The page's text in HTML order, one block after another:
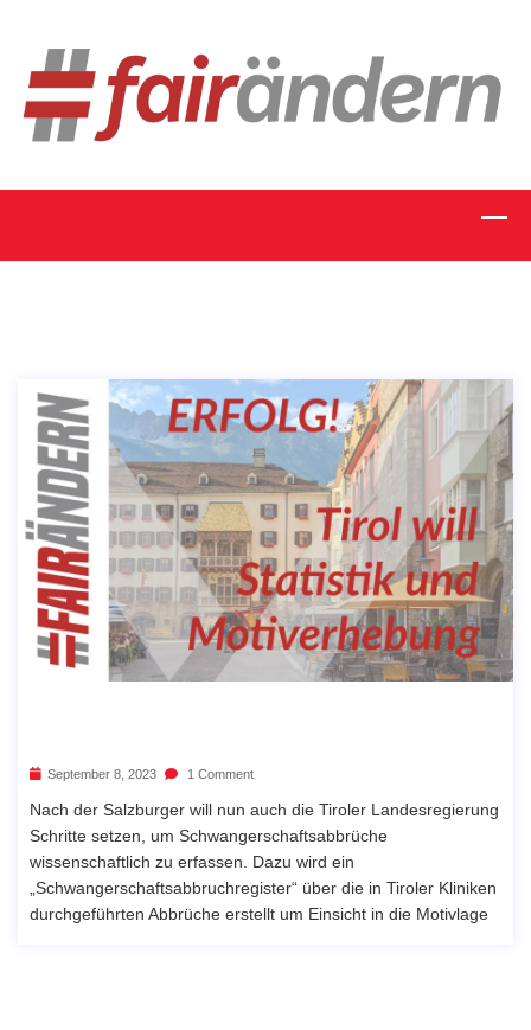
September 8, 2023 1 Comment
Nach der Salzburger will nun auch die Tiroler Landesregierung
Schritte setzen, um Schwangerschaftsabbrüche
wissenschaftlich zu erfassen. Dazu wird ein
„Schwangerschaftsabbruchregister“ über die in Tiroler Kliniken
durchgeführten Abbrüche erstellt um Einsicht in die Motivlage